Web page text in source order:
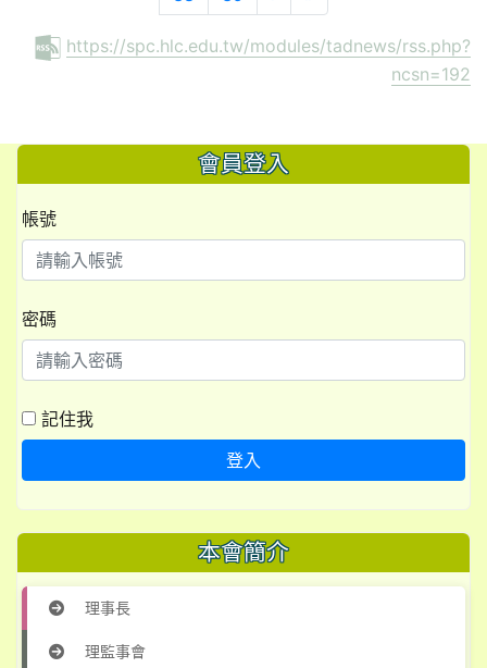
https://spc.hlc.edu.tw/modules/tadnews/rss.php?
ncsn=192
會員登入
帳號
密碼
記住我
登入
本會簡介
理事長
理監事會